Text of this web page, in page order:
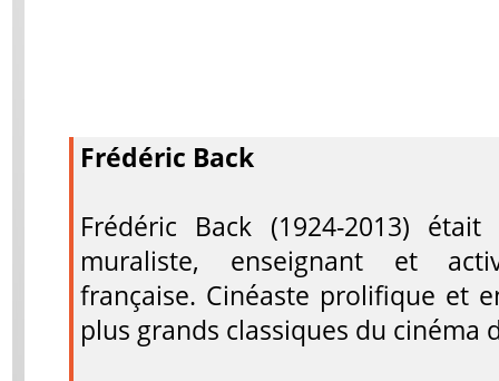
Frédéric Back
Frédéric Back (1924-2013)
muraliste, enseignant et
française. Cinéaste prolifique et
plus grands classiques du cinéma